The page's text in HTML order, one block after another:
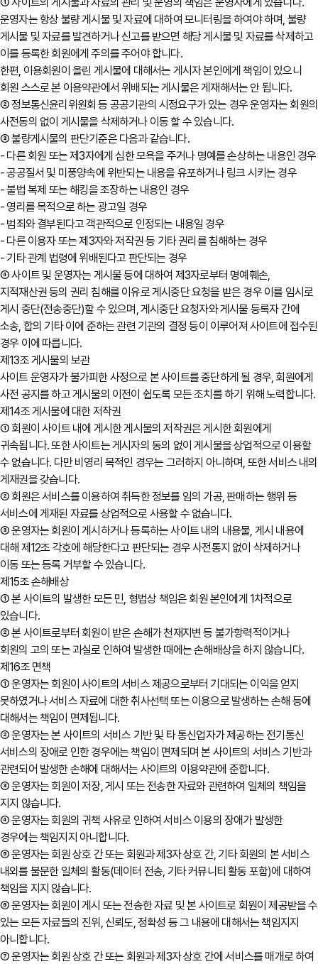
운영자는 항상 불량 게시물 및 자료에 대하여 모니터링을 하여야 하며, 불량
게시물 및 자료를 발견하거나 신고를 받으면 해당 게시물 및 자료를 삭제하고
이를 등록한 회원에게 주의를 주어야 합니다.
한편, 이용회원이 올린 게시물에 대해서는 게시자 본인에게 책임이 있으니
회원 스스로 본 이용약관에서 위배되는 게시물은 게재해서는 안 됩니다.
② 정보통신윤리위원회 등 공공기관의 시정요구가 있는 경우 운영자는 회원의
사전동의 없이 게시물을 삭제하거나 이동 할 수 있습니다.
③ 불량게시물의 판단기준은 다음과 같습니다.
- 다른 회원 또는 제3자에게 심한 모욕을 주거나 명예를 손상하는 내용인 경우
- 공공질서 및 미풍양속에 위반되는 내용을 유포하거나 링크 시키는 경우
- 불법 복제 또는 해킹을 조장하는 내용인 경우
- 영리를 목적으로 하는 광고일 경우
- 범죄와 결부된다고 객관적으로 인정되는 내용일 경우
- 다른 이용자 또는 제3자와 저작권 등 기타 권리를 침해하는 경우
- 기타 관계 법령에 위배된다고 판단되는 경우
④ 사이트 및 운영자는 게시물 등에 대하여 제3자로부터 명예훼손,
지적재산권 등의 권리 침해를 이유로 게시중단 요청을 받은 경우 이를 임시로
게시 중단(전송중단)할 수 있으며, 게시중단 요청자와 게시물 등록자 간에
소송, 합의 기타 이에 준하는 관련 기관의 결정 등이 이루어져 사이트에 접수된
경우 이에 따릅니다.
제13조 게시물의 보관
사이트 운영자가 불가피한 사정으로 본 사이트를 중단하게 될 경우, 회원에게
사전 공지를 하고 게시물의 이전이 쉽도록 모든 조치를 하기 위해 노력합니다.
제14조 게시물에 대한 저작권
① 회원이 사이트 내에 게시한 게시물의 저작권은 게시한 회원에게
귀속됩니다. 또한 사이트는 게시자의 동의 없이 게시물을 상업적으로 이용할
수 없습니다. 다만 비영리 목적인 경우는 그러하지 아니하며, 또한 서비스 내의
게재권을 갖습니다.
② 회원은 서비스를 이용하여 취득한 정보를 임의 가공, 판매하는 행위 등
서비스에 게재된 자료를 상업적으로 사용할 수 없습니다.
③ 운영자는 회원이 게시하거나 등록하는 사이트 내의 내용물, 게시 내용에
대해 제12조 각호에 해당한다고 판단되는 경우 사전통지 없이 삭제하거나
이동 또는 등록 거부할 수 있습니다.
제15조 손해배상
① 본 사이트의 발생한 모든 민, 형법상 책임은 회원 본인에게 1차적으로
있습니다.
② 본 사이트로부터 회원이 받은 손해가 천재지변 등 불가항력적이거나
회원의 고의 또는 과실로 인하여 발생한 때에는 손해배상을 하지 않습니다.
제16조 면책
① 운영자는 회원이 사이트의 서비스 제공으로부터 기대되는 이익을 얻지
못하였거나 서비스 자료에 대한 취사선택 또는 이용으로 발생하는 손해 등에
대해서는 책임이 면제됩니다.
② 운영자는 본 사이트의 서비스 기반 및 타 통신업자가 제공하는 전기통신
서비스의 장애로 인한 경우에는 책임이 면제되며 본 사이트의 서비스 기반과
관련되어 발생한 손해에 대해서는 사이트의 이용약관에 준합니다.
③ 운영자는 회원이 저장, 게시 또는 전송한 자료와 관련하여 일체의 책임을
지지 않습니다.
④ 운영자는 회원의 귀책 사유로 인하여 서비스 이용의 장애가 발생한
경우에는 책임지지 아니합니다.
⑤ 운영자는 회원 상호 간 또는 회원과 제3자 상호 간, 기타 회원의 본 서비스
내외를 불문한 일체의 활동(데이터 전송, 기타 커뮤니티 활동 포함)에 대하여
책임을 지지 않습니다.
⑥ 운영자는 회원이 게시 또는 전송한 자료 및 본 사이트로 회원이 제공받을 수
있는 모든 자료들의 진위, 신뢰도, 정확성 등 그 내용에 대해서는 책임지지
아니합니다.
⑦ 운영자는 회원 상호 간 또는 회원과 제3자 상호 간에 서비스를 매개로 하여